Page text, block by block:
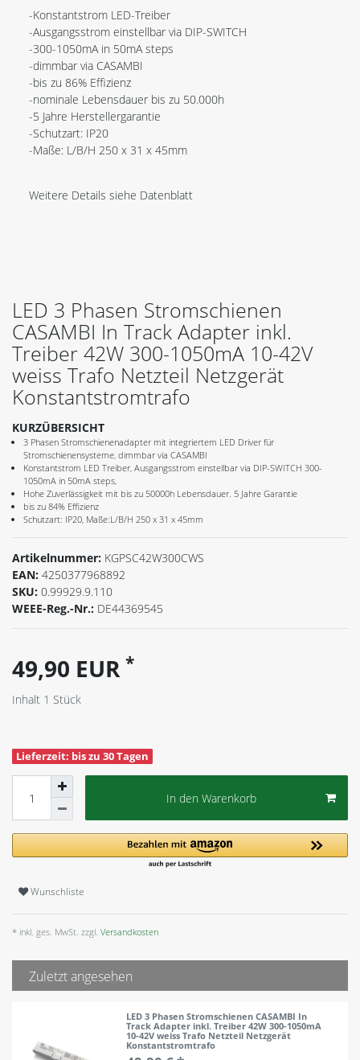
-Konstantstrom LED-Treiber
-Ausgangsstrom einstellbar via DIP-SWITCH
-300-1050mA in 50mA steps
-dimmbar via CASAMBI
-bis zu 86% Effizienz
-nominale Lebensdauer bis zu 50.000h
-5 Jahre Herstellergarantie
-Schutzart: IP20
-Maße: L/B/H 250 x 31 x 45mm
Weitere Details siehe Datenblatt
LED 3 Phasen Stromschienen
CASAMBI In Track Adapter inkl.
Treiber 42W 300-1050mA 10-42V
weiss Trafo Netzteil Netzgerät
Konstantstromtrafo
KURZÜBERSICHT
3 Phasen Stromschienenadapter mit integriertem LED Driver für
Stromschienensysteme, dimmbar via CASAMBI
Konstantstrom LED Treiber, Ausgangsstrom einstellbar via DIP-SWITCH 300-
1050mA in 50mA steps,
Hohe Zuverlässigkeit mit bis zu 50000h Lebensdauer. 5 Jahre Garantie
bis zu 84% Effizienz
Schutzart: IP20, Maße:L/B/H 250 x 31 x 45mm
Artikelnummer: KGPSC42W300CWS
EAN: 4250377968892
SKU: 0.99929.9.110
WEEE-Reg.-Nr.: DE44369545
49,90 EUR *
Inhalt 1 Stück
Lieferzeit: bis zu 30 Tagen
In den Warenkorb
Wunschliste
* inkl. ges. MwSt. zzgl. Versandkosten
Zuletzt angesehen
LED 3 Phasen Stromschienen CASAMBI In
Track Adapter inkl. Treiber 42W 300-1050mA
10-42V weiss Trafo Netzteil Netzgerät
Konstantstromtrafo